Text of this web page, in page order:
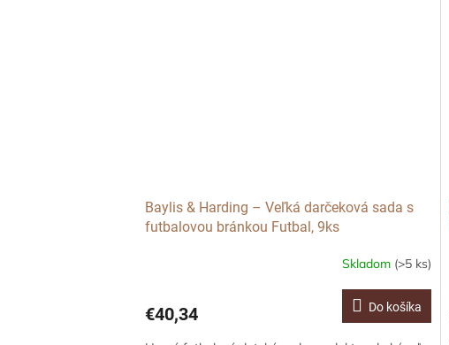
Baylis & Harding – Veľká darčeková sada s
futbalovou bránkou Futbal, 9ks
Skladom (>5 ks)
€40,34 Do košíka